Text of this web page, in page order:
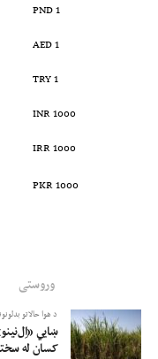
1 PND
1 AED
1 TRY
1000 INR
1000 IRR
1000 PKR
وروستی
د هوا حالاتو
کسان له